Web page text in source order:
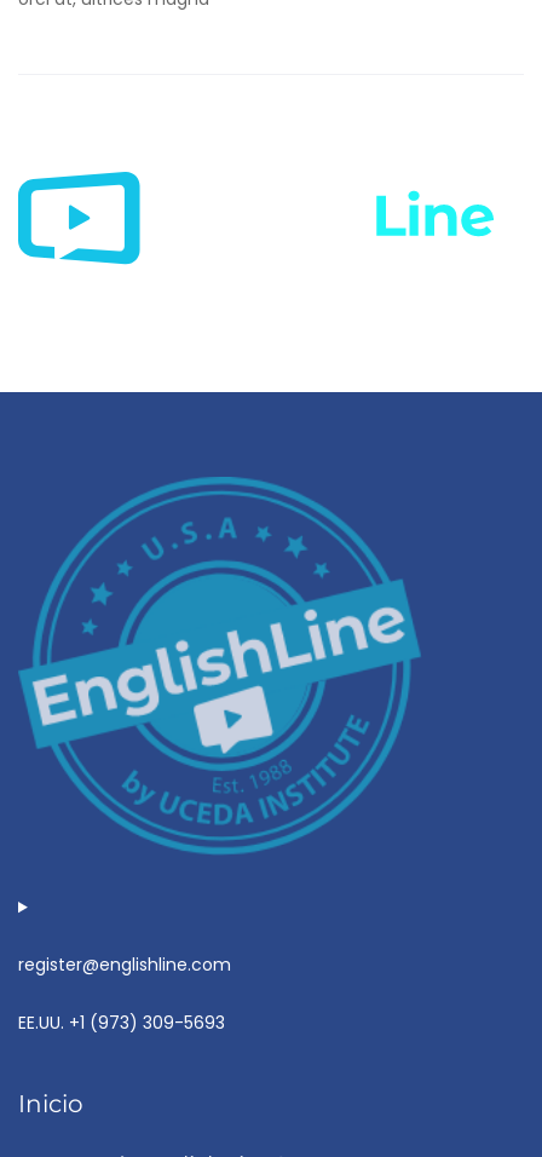
register@englishline.com
EE.UU. +1 (973) 309-5693
Inicio